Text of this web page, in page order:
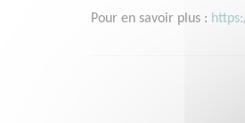
Pour en savoir plus :